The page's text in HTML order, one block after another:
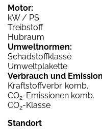
Motor:
kW / PS
Treibstoff
Hubraum
Umweltnormen:
Schadstoffklasse
Umweltplakette
Verbrauch und
Kraftstoffverbr. komb.
CO2-Emissionen komb.
CO2-Klasse
Standort